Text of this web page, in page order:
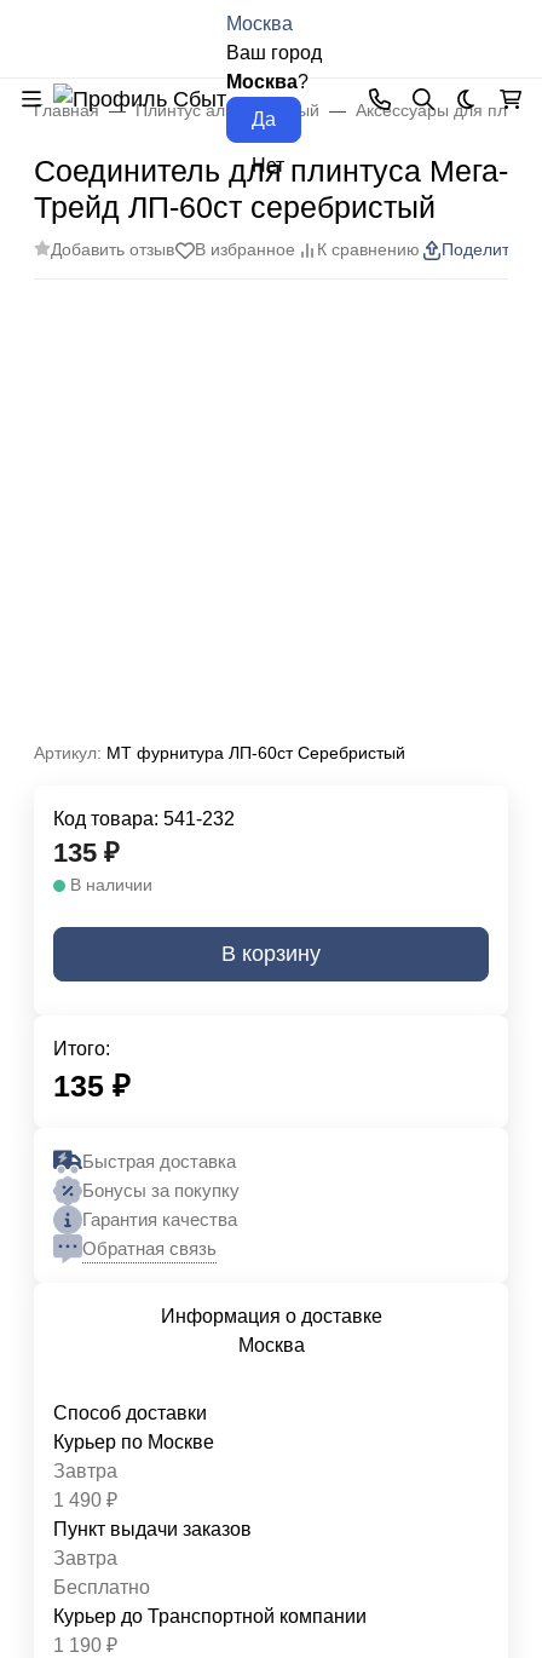
Москва
Ваш город
Москва?
Темная
Главная Плинтус алюминиевый Аксессуары для
Соединитель для плинтуса Мега-
Трейд ЛП-60ст серебристый
Добавить отзыв В избранное К сравнению Поделиться
Артикул: МТ фурнитура ЛП-60ст Серебристый
Код товара: 541-232
135 ₽
В наличии
В корзину
Итого:
135 ₽
Быстрая доставка
Бонусы за покупку
Гарантия качества
Обратная связь
Информация о доставке
Москва
Способ доставки
Курьер по Москве
Завтра
1 490 ₽
Пункт выдачи заказов
Завтра
Бесплатно
Курьер до Транспортной компании
1 190 ₽